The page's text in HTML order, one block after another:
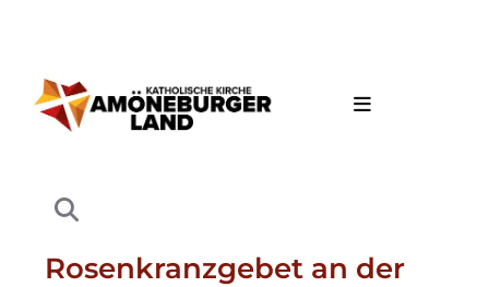
Rosenkranzgebet an der